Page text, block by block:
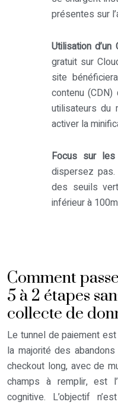
présentes sur
Utilisation d’un
gratuit sur
site
contenu
utilisateurs du
activer la
Focus sur
dispersez pas.
des seuils
inférieur à
Comment
5 à 2 étapes
collecte de
Le tunnel de paiement
la majorité des
checkout long, avec de
champs à remplir, est
cognitive. L’objectif